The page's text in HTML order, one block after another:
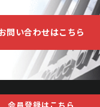
問い合わせはこちら